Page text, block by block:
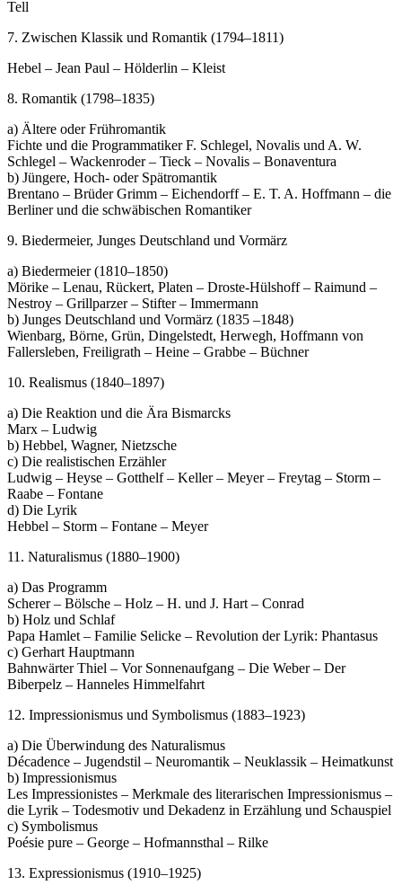
Tell
7. Zwischen Klassik und Romantik (1794–1811)
Hebel – Jean Paul – Hölderlin – Kleist
8. Romantik (1798–1835)
a) Ältere oder Frühromantik
Fichte und die Programmatiker F. Schlegel, Novalis und A. W.
Schlegel – Wackenroder – Tieck – Novalis – Bonaventura
b) Jüngere, Hoch- oder Spätromantik
Brentano – Brüder Grimm – Eichendorff – E. T. A. Hoffmann – die
Berliner und die schwäbischen Romantiker
9. Biedermeier, Junges Deutschland und Vormärz
a) Biedermeier (1810–1850)
Mörike – Lenau, Rückert, Platen – Droste-Hülshoff – Raimund –
Nestroy – Grillparzer – Stifter – Immermann
b) Junges Deutschland und Vormärz (1835 –1848)
Wienbarg, Börne, Grün, Dingelstedt, Herwegh, Hoffmann von
Fallersleben, Freiligrath – Heine – Grabbe – Büchner
10. Realismus (1840–1897)
a) Die Reaktion und die Ära Bismarcks
Marx – Ludwig
b) Hebbel, Wagner, Nietzsche
c) Die realistischen Erzähler
Ludwig – Heyse – Gotthelf – Keller – Meyer – Freytag – Storm –
Raabe – Fontane
d) Die Lyrik
Hebbel – Storm – Fontane – Meyer
11. Naturalismus (1880–1900)
a) Das Programm
Scherer – Bölsche – Holz – H. und J. Hart – Conrad
b) Holz und Schlaf
Papa Hamlet – Familie Selicke – Revolution der Lyrik: Phantasus
c) Gerhart Hauptmann
Bahnwärter Thiel – Vor Sonnenaufgang – Die Weber – Der
Biberpelz – Hanneles Himmelfahrt
12. Impressionismus und Symbolismus (1883–1923)
a) Die Überwindung des Naturalismus
Décadence – Jugendstil – Neuromantik – Neuklassik – Heimatkunst
b) Impressionismus
Les Impressionistes – Merkmale des literarischen Impressionismus –
die Lyrik – Todesmotiv und Dekadenz in Erzählung und Schauspiel
c) Symbolismus
Poésie pure – George – Hofmannsthal – Rilke
13. Expressionismus (1910–1925)